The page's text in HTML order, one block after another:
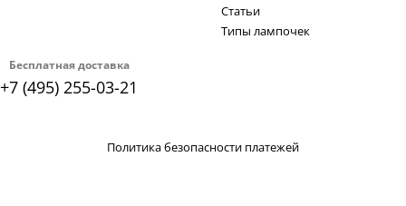
Бесплатная доставка
+7 (495) 255-03-21
Статьи
Типы лампочек
Политика безопасности платежей